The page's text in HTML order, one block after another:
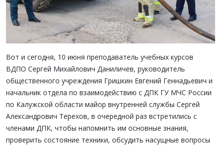
Вот и сегодня, 10 июня преподаватель учебных курсов
ВДПО Сергей Михайлович Даниличев, руководитель
общественного учреждения Гришкин Евгений Геннадьевич и
начальник отдела по взаимодействию с ДПК ГУ МЧС России
по Калужской области майор внутренней службы Сергей
Александрович Терехов, в очередной раз встретились с
членами ДПК, чтобы напомнить им основные знания,
проверить состояние техники, обсудить насущные вопросы